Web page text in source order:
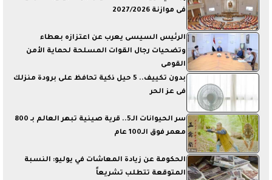
فى موازنة 2027/2026
الرئيس السيسى يعرب عن اعتزازه بعطاء
وتضحيات رجال القوات المسلحة لحماية الأمن
القومى
بدون تكييف.. 5 حيل ذكية تحافظ على برودة منزلك
فى عز الحر
سر الحيوانات الـ5.. قرية صينية تبهر العالم بـ 800
معمر فوق الـ100 عام
الحكومة عن زيادة المعاشات في يوليو: النسبة
المتوقعة تتطلب تشريعاً